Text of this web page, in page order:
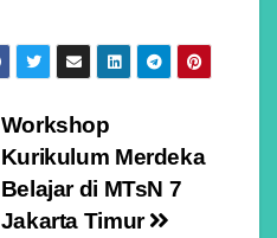
Workshop
Kurikulum Merdeka
Belajar di MTsN 7
Jakarta Timur